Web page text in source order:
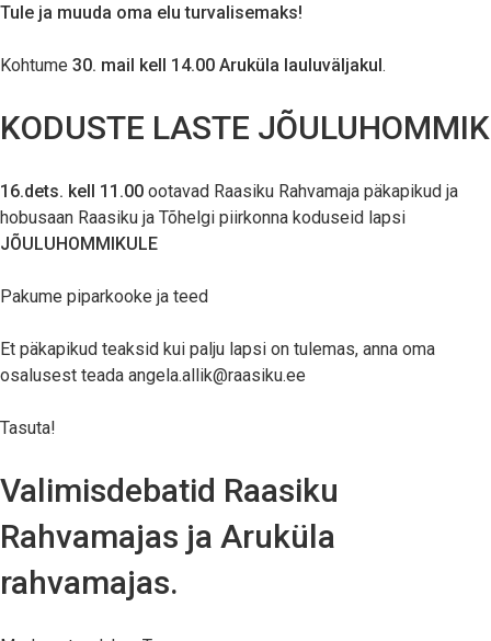
Tule ja muuda oma elu turvalisemaks!
Kohtume 30. mail kell 14.00 Aruküla lauluväljakul.
KODUSTE LASTE JÕULUHOMMIK
16.dets. kell 11.00 ootavad Raasiku Rahvamaja päkapikud ja
hobusaan Raasiku ja Tõhelgi piirkonna koduseid lapsi
JÕULUHOMMIKULE
Pakume piparkooke ja teed
Et päkapikud teaksid kui palju lapsi on tulemas, anna oma
osalusest teada angela.allik@raasiku.ee
Tasuta!
Valimisdebatid Raasiku
Rahvamajas ja Aruküla
rahvamajas.